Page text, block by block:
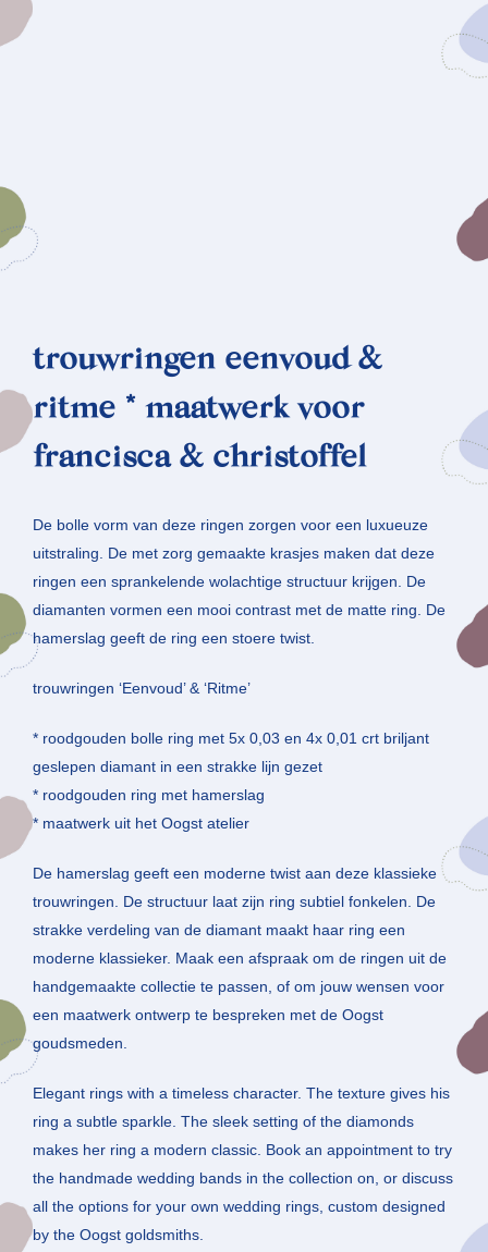
trouwringen eenvoud &
ritme * maatwerk voor
francisca & christoffel
De bolle vorm van deze ringen zorgen voor een luxueuze
uitstraling. De met zorg gemaakte krasjes maken dat deze
ringen een sprankelende wolachtige structuur krijgen. De
diamanten vormen een mooi contrast met de matte ring. De
hamerslag geeft de ring een stoere twist.
trouwringen ‘Eenvoud’ & ‘Ritme’
* roodgouden bolle ring met 5x 0,03 en 4x 0,01 crt briljant
geslepen diamant in een strakke lijn gezet
* roodgouden ring met hamerslag
* maatwerk uit het Oogst atelier
De hamerslag geeft een moderne twist aan deze klassieke
trouwringen. De structuur laat zijn ring subtiel fonkelen. De
strakke verdeling van de diamant maakt haar ring een
moderne klassieker. Maak een afspraak om de ringen uit de
handgemaakte collectie te passen, of om jouw wensen voor
een maatwerk ontwerp te bespreken met de Oogst
goudsmeden.
Elegant rings with a timeless character. The texture gives his
ring a subtle sparkle. The sleek setting of the diamonds
makes her ring a modern classic. Book an appointment to try
the handmade wedding bands in the collection on, or discuss
all the options for your own wedding rings, custom designed
by the Oogst goldsmiths.